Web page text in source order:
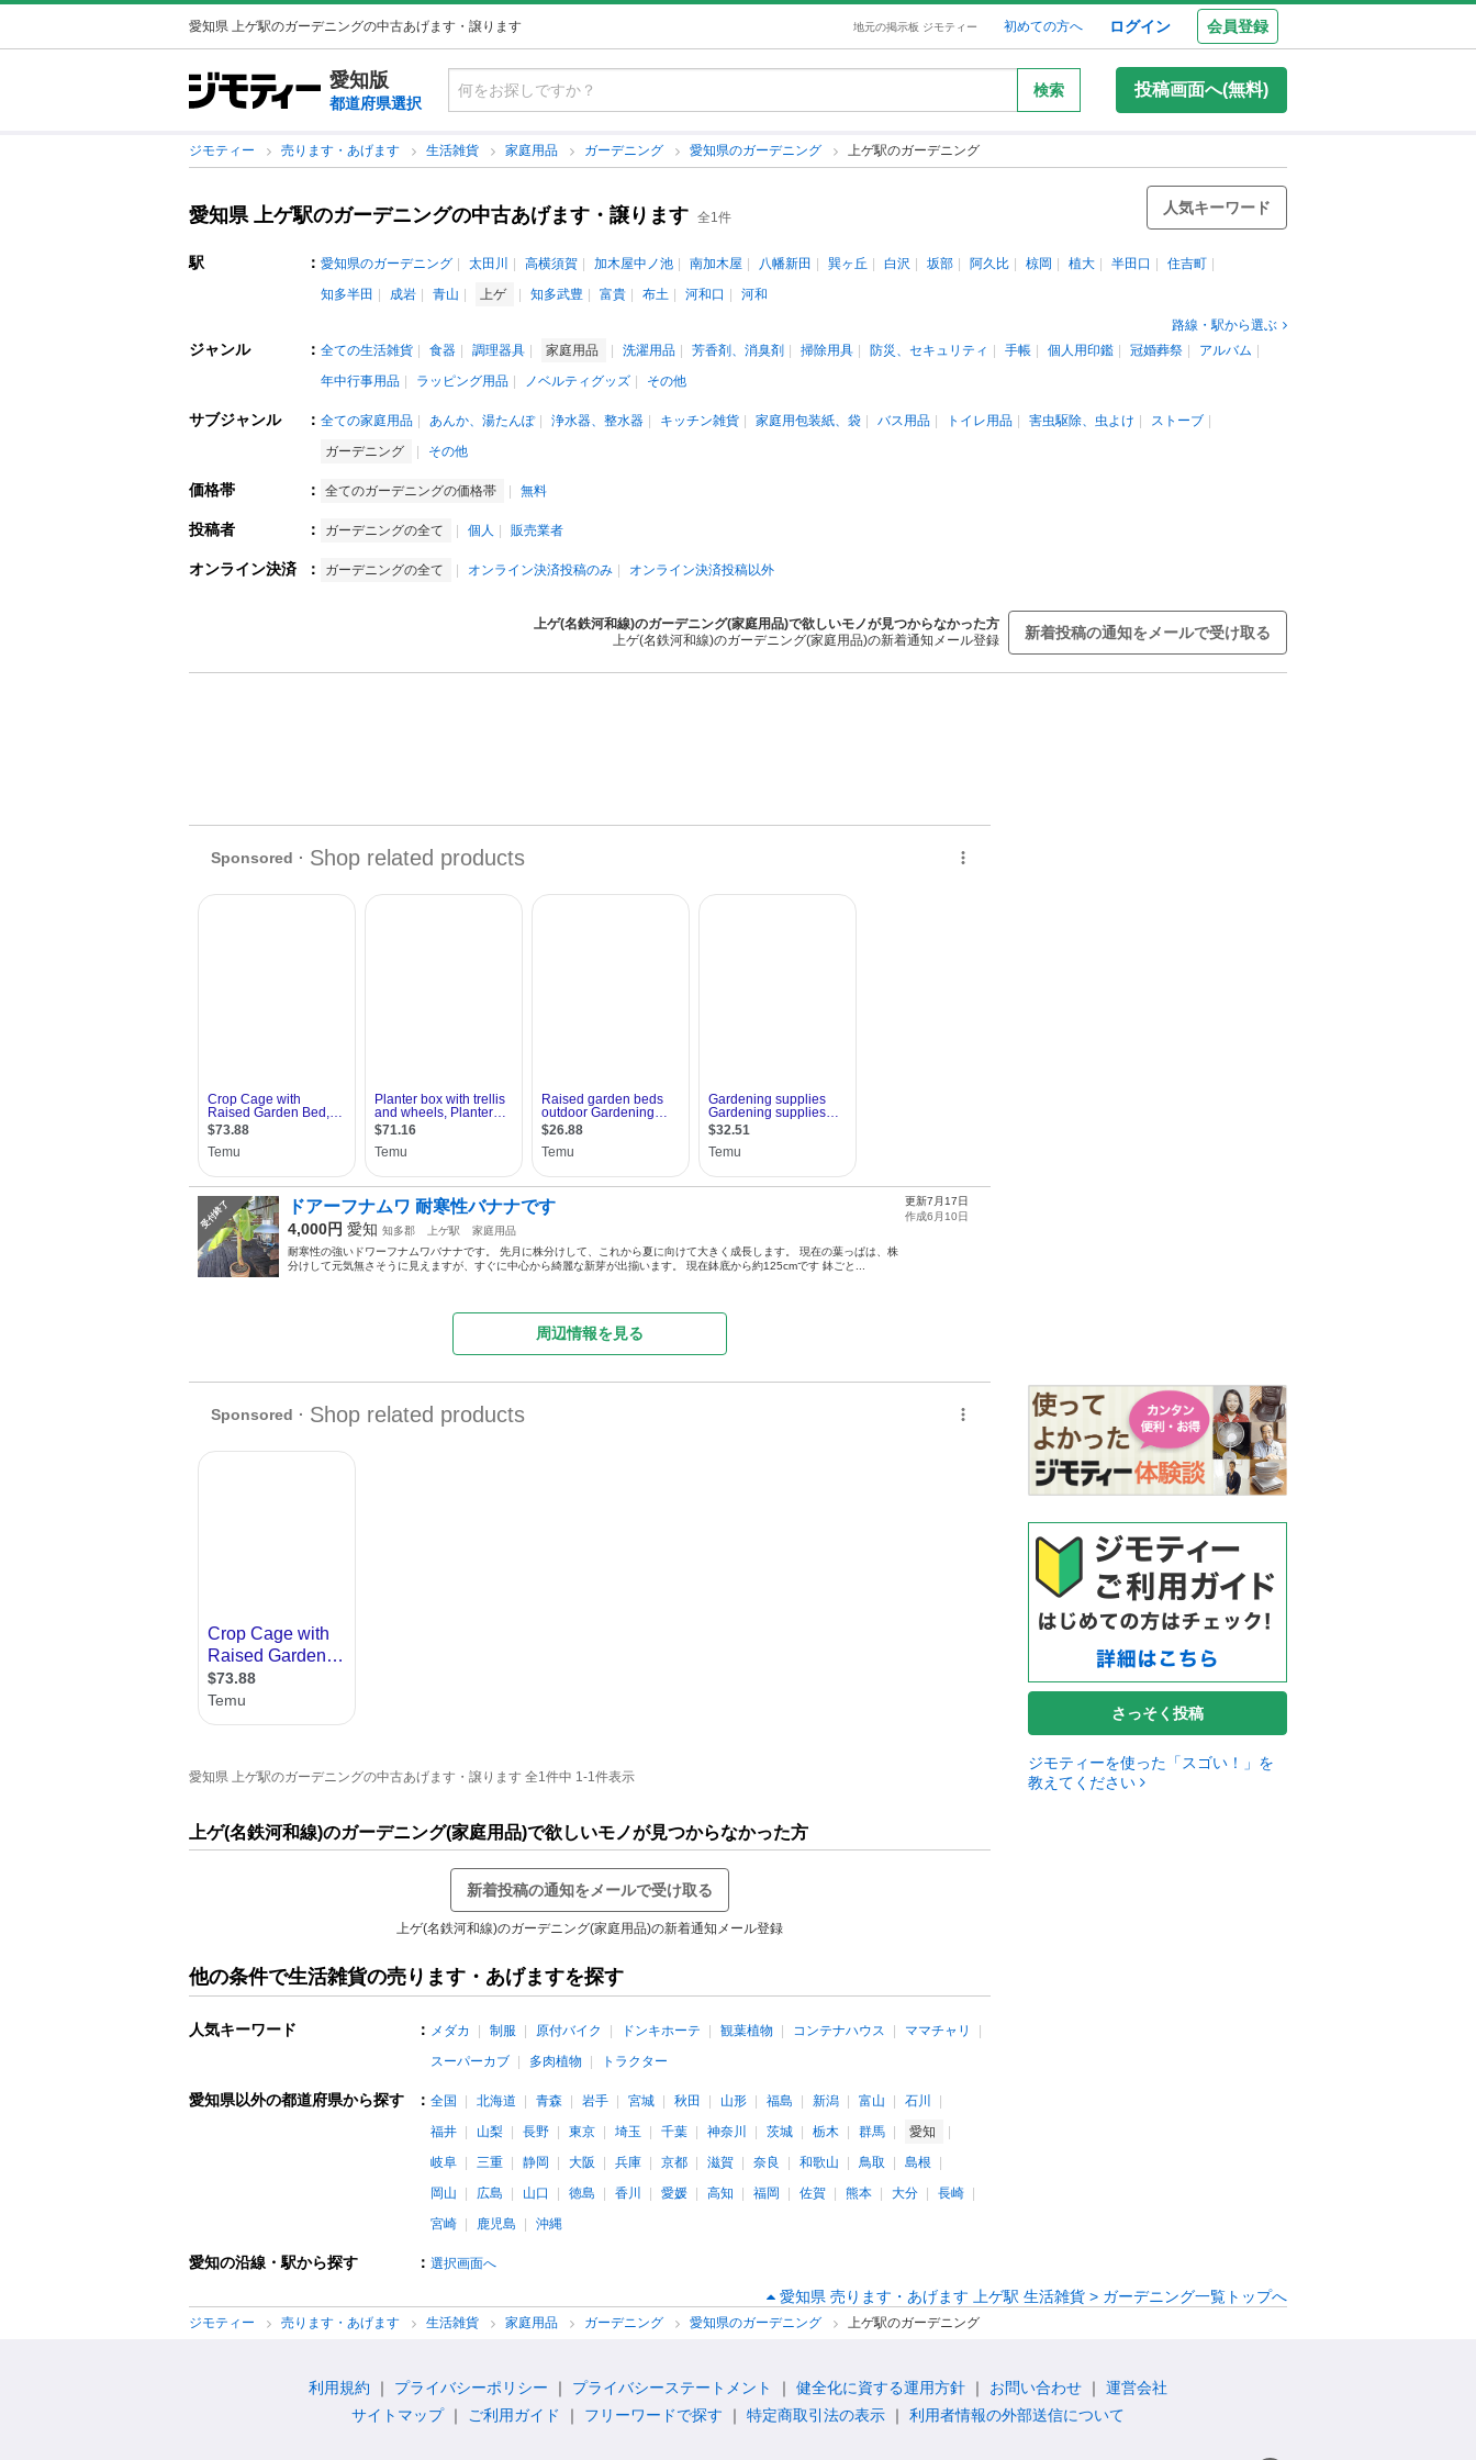
愛知県 上ゲ駅のガーデニングの中古あげます・譲ります 地元の掲示板 ジモティー 初めての方へ ログイン 会員登録
愛知版
都道府県選択
検索 投稿画面へ(無料)
ジモティー 売ります・あげます 生活雑貨 家庭用品 ガーデニング 愛知県のガーデニング 上ゲ駅のガーデニング
愛知県 上ゲ駅のガーデニングの中古あげます・譲ります 全1件
人気キーワード
駅 ： 愛知県のガーデニング 太田川 高横須賀 加木屋中ノ池 南加木屋 八幡新田 巽ヶ丘 白沢 坂部 阿久比 椋岡 植大 半田口
住吉町
知多半田
成岩 青山 上ゲ 知多武豊 富貴 布土 河和口
河和
路線・駅から選ぶ
ジャンル ： 全ての生活雑貨 食器 調理器具 家庭用品 洗濯用品 芳香剤、消臭剤 掃除用具 防災、セキュリティ 手帳 個人用印鑑 冠婚葬祭
アルバム
年中行事用品
ラッピング用品 ノベルティグッズ その他
サブジャンル ： 全ての家庭用品 あんか、湯たんぽ 浄水器、整水器 キッチン雑貨 家庭用包装紙、袋 バス用品 トイレ用品 害虫駆除、虫よけ
ストーブ
ガーデニング
その他
価格帯 ： 全てのガーデニングの価格帯 無料
投稿者 ： ガーデニングの全て 個人 販売業者
オンライン決済 ： ガーデニングの全て オンライン決済投稿のみ オンライン決済投稿以外
上ゲ(名鉄河和線)のガーデニング(家庭用品)で欲しいモノが見つからなかった方
上ゲ(名鉄河和線)のガーデニング(家庭用品)の新着通知メール登録
新着投稿の通知をメールで受け取る
受付終了 ドアーフナムワ 耐寒性バナナです
4,000円 愛知 知多郡 上ゲ駅
家庭用品
耐寒性の強いドワーフナムワバナナです。 先月に株分けして、これから夏に向けて大きく成長します。 現在の葉っぱは、株
分けして元気無さそうに見えますが、すぐに中心から綺麗な新芽が出揃います。 現在鉢底から約125cmです 鉢ごと...
更新7月17日
作成6月10日
周辺情報を見る
愛知県 上ゲ駅のガーデニングの中古あげます・譲ります 全1件中 1-1件表示
上ゲ(名鉄河和線)のガーデニング(家庭用品)で欲しいモノが見つからなかった方
新着投稿の通知をメールで受け取る
上ゲ(名鉄河和線)のガーデニング(家庭用品)の新着通知メール登録
他の条件で生活雑貨の売ります・あげますを探す
人気キーワード ： メダカ 制服 原付バイク ドンキホーテ 観葉植物 コンテナハウス
ママチャリ
スーパーカブ
多肉植物 トラクター
愛知県以外の都道府県から探す ： 全国 北海道 青森 岩手 宮城 秋田 山形 福島 新潟 富山
石川
福井
山梨 長野 東京 埼玉 千葉 神奈川 茨城 栃木 群馬
愛知
岐阜
三重 静岡 大阪 兵庫 京都 滋賀 奈良 和歌山 鳥取
島根
岡山
広島 山口 徳島 香川 愛媛 高知 福岡 佐賀 熊本 大分
長崎
宮崎
鹿児島 沖縄
愛知の沿線・駅から探す ： 選択画面へ
さっそく投稿
ジモティーを使った「スゴい！」を
教えてください
愛知県 売ります・あげます 上ゲ駅 生活雑貨 > ガーデニング一覧トップへ
ジモティー 売ります・あげます 生活雑貨 家庭用品 ガーデニング 愛知県のガーデニング 上ゲ駅のガーデニング
利用規約 プライバシーポリシー プライバシーステートメント 健全化に資する運用方針 お問い合わせ
運営会社
サイトマップ
ご利用ガイド フリーワードで探す 特定商取引法の表示 利用者情報の外部送信について